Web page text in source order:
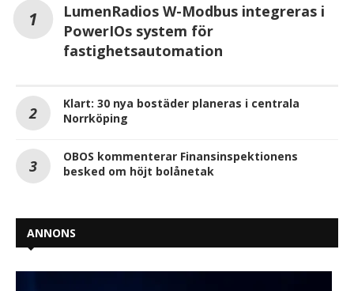
LumenRadios W-Modbus integreras i
PowerIOs system för
fastighetsautomation
Klart: 30 nya bostäder planeras i centrala
Norrköping
OBOS kommenterar Finansinspektionens
besked om höjt bolånetak
ANNONS